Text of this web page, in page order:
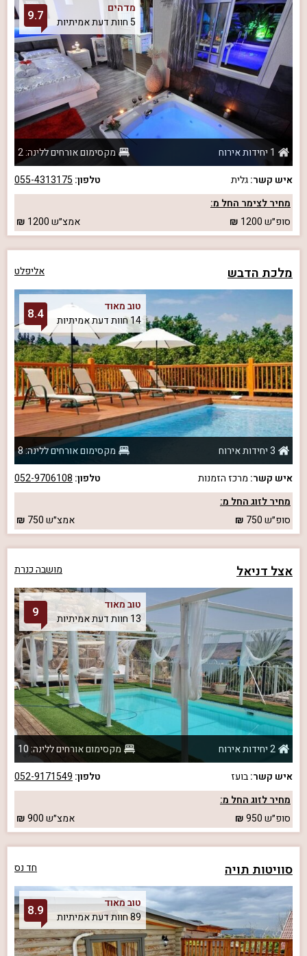
מדהים
5 חוות דעת אמיתיות
9.7
1 יחידות אירוח
מקסימום אורחים ללינה: 2
איש קשר:גלית טלפון: 055-4313175
מחיר לצימר החל מ:
סופ״ש1200 אמצ״ש1200
מלכת הדבש אליפלט
טוב מאוד
14 חוות דעת אמיתיות
8.4
3 יחידות אירוח
מקסימום אורחים ללינה: 8
איש קשר: מרכז הזמנות טלפון: 052-9706108
מחיר לזוג החל מ:
סופ״ש750 אמצ״ש750
אצל דניאל מושבה כנרת
טוב מאוד
13 חוות דעת אמיתיות
9
2 יחידות אירוח
מקסימום אורחים ללינה: 10
איש קשר:בועז טלפון: 052-9171549
מחיר לזוג החל מ:
סופ״ש950 אמצ״ש900
סוויטות תויה חד נס
טוב מאוד
89 חוות דעת אמיתיות
8.9